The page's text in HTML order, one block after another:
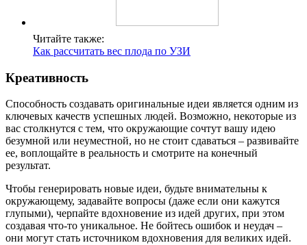
Читайте также:
Как рассчитать вес плода по УЗИ
Креативность
Способность создавать оригинальные идеи является одним из
ключевых качеств успешных людей. Возможно, некоторые из
вас столкнутся с тем, что окружающие сочтут вашу идею
безумной или неуместной, но не стоит сдаваться – развивайте
ее, воплощайте в реальность и смотрите на конечный
результат.
Чтобы генерировать новые идеи, будьте внимательны к
окружающему, задавайте вопросы (даже если они кажутся
глупыми), черпайте вдохновение из идей других, при этом
создавая что-то уникальное. Не бойтесь ошибок и неудач –
они могут стать источником вдохновения для великих идей.